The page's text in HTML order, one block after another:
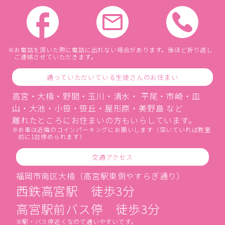
お電話を頂いた際に電話に出れない場合があります。後ほど折り返し
ご連絡させていただきます。
通っていただいている生徒さんのお住まい
高宮・大楠・野間・玉川・清水・ 平尾・市崎・皿
山・大池・小笹・笹丘・屋形原・美野島 など
離れたところにお住まいの方もいらしています。
お車は近隣のコインパーキングにお願いします（空いていれば教室
前に1台停められます）
交通アクセス
福岡市南区大楠（高宮駅東側やすらぎ通り）
西鉄高宮駅 徒歩3分
高宮駅前バス停 徒歩3分
駅・バス停近くなので通いやすいです。